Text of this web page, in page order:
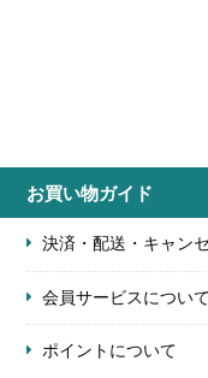
お買い物ガイド
決済・配送・キャン
会員サービスについて
ポイントについて